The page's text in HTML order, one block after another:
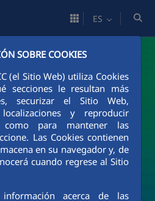
SOBRE COOKIES
(el Sitio Web) utiliza Cookies
secciones le resultan más
securizar el Sitio Web,
y reproducir
para mantener las
Las Cookies contienen
en su navegador y, de
cuando regrese al Sitio
acerca de las
ES
de FCC